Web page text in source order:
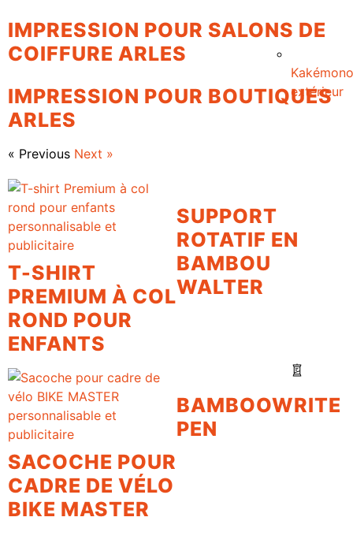
Kakémono
extérieur
IMPRESSION POUR SALONS DE
COIFFURE ARLES
IMPRESSION POUR BOUTIQUES
ARLES
« Previous Next »
T-SHIRT
PREMIUM À COL
ROND POUR
ENFANTS
SUPPORT
ROTATIF EN
BAMBOU
WALTER
SACOCHE POUR
CADRE DE VÉLO
BIKE MASTER
BAMBOOWRITE
PEN